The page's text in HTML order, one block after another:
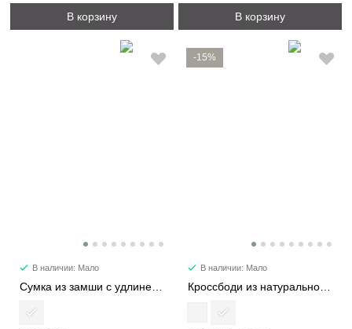
В корзину В корзину
В наличии: Мало
Сумка из замши с удлиненными ручками 8369
-15%
В наличии: Мало
Кроссбоди из натуральной замши 3596